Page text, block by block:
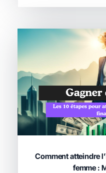
Comment atteindre
femme :